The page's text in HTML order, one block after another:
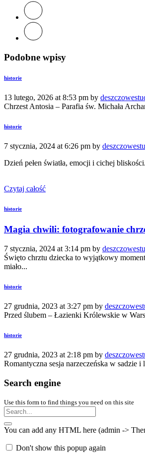
Podobne wpisy
historie
13 lutego, 2026 at 8:53 pm by
Chrzest Antosia – Parafia św. Michała
historie
7 stycznia, 2024 at 6:26 pm by
Dzień pełen światła, emocji i cichej
Czytaj całość
historie
Magia chwili: fotografowanie
7 stycznia, 2024 at 3:14 pm by
Święto chrztu dziecka to wyjątkowy
miało...
historie
27 grudnia, 2023 at 3:27 pm by
Przed ślubem – Łazienki Królewskie w
historie
27 grudnia, 2023 at 2:18 pm by
Romantyczna sesja narzeczeńska w sadzie
Search engine
Use this form to find things you need on this site
You can add any HTML here (admin ->
Don't show this popup again